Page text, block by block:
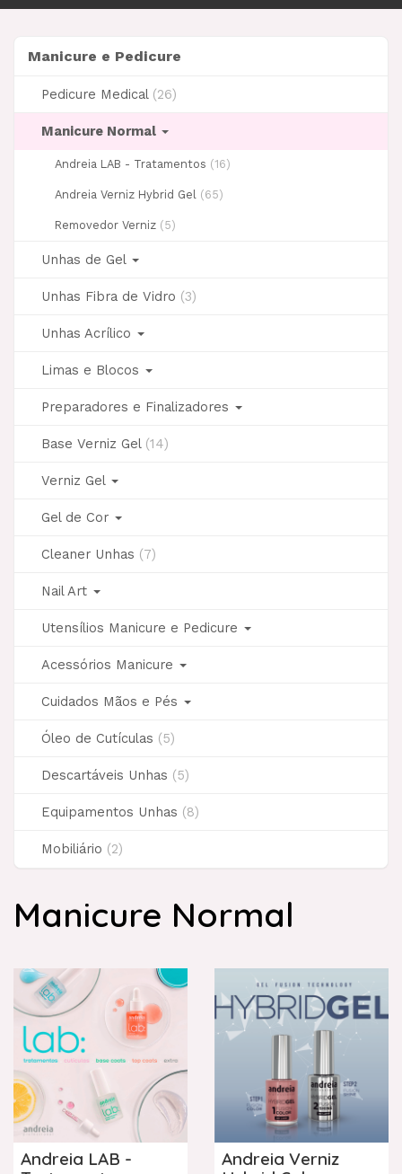
Manicure e Pedicure
Pedicure Medical (26)
Manicure Normal
Andreia LAB - Tratamentos (16)
Andreia Verniz Hybrid Gel (65)
Removedor Verniz (5)
Unhas de Gel
Unhas Fibra de Vidro (3)
Unhas Acrílico
Limas e Blocos
Preparadores e Finalizadores
Base Verniz Gel (14)
Verniz Gel
Gel de Cor
Cleaner Unhas (7)
Nail Art
Utensílios Manicure e Pedicure
Acessórios Manicure
Cuidados Mãos e Pés
Óleo de Cutículas (5)
Descartáveis Unhas (5)
Equipamentos Unhas (8)
Mobiliário (2)
Manicure Normal
Andreia LAB -
Andreia Verniz